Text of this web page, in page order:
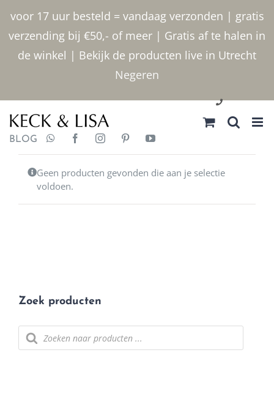
voor 17 uur besteld = vandaag verzonden | gratis
verzending bij €50,- of meer | Gratis af te halen in
de winkel | Bekijk de producten live in Utrecht
Negeren
inhoud
030 2400000
BLOG
Geen producten gevonden die aan je selectie
voldoen.
Zoek producten
Producten
zoeken